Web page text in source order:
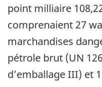
point milliaire
comprenaient 27
marchandises
pétrole brut (UN
d’emballage III) et